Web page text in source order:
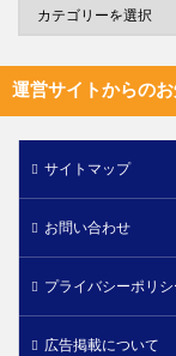
運営サイトからの
サイトマップ
お問い合わせ
プライバシーポリシ
広告掲載について